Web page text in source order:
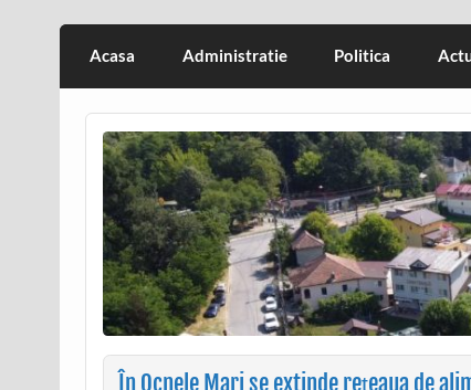
Acasa Administratie Politica
În Ocnele Mari se extinde reţeaua de